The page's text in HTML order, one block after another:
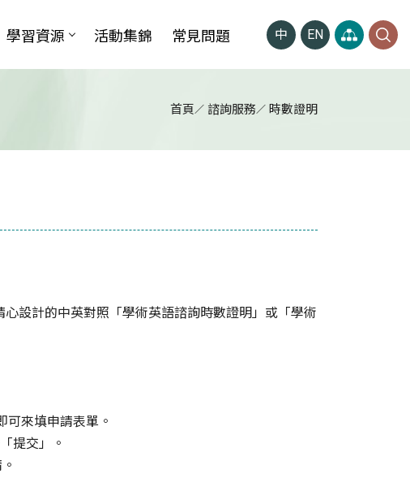
學習資源 活動集錦 常見問題 中 EN
首頁 諮詢服務 時數證明
設計的中英對照「學術英語諮詢時數證明」或「學術
可來填申請表單。
提交」。